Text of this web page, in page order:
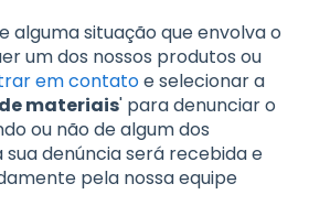
alguma situação que envolva o
um dos nossos produtos ou
em contatoe selecionar a
materiais' para denunciar o
ou não de algum dos
sua denúncia será recebida e
pela nossa equipe